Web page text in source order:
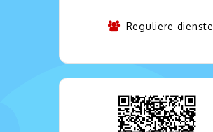
Reguliere